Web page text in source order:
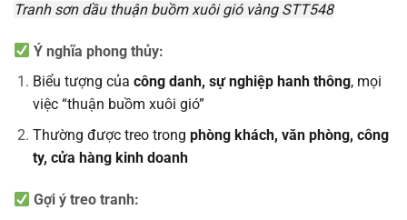
Tranh sơn dầu thuận buồm xuôi gió vàng STT548
Ý nghĩa phong thủy:
Biểu tượng của công danh, sự nghiệp hanh thông, mọi
việc “thuận buồm xuôi gió”
Thường được treo trong phòng khách, văn phòng, công
ty, cửa hàng kinh doanh
Gợi ý treo tranh: